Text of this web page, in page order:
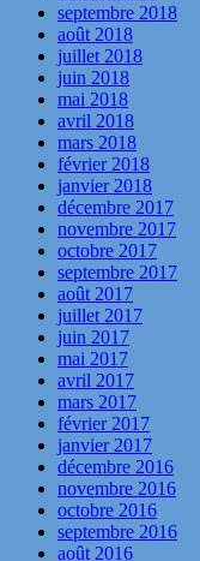
septembre 2018
août 2018
juillet 2018
juin 2018
mai 2018
avril 2018
mars 2018
février 2018
janvier 2018
décembre 2017
novembre 2017
octobre 2017
septembre 2017
août 2017
juillet 2017
juin 2017
mai 2017
avril 2017
mars 2017
février 2017
janvier 2017
décembre 2016
novembre 2016
octobre 2016
septembre 2016
août 2016